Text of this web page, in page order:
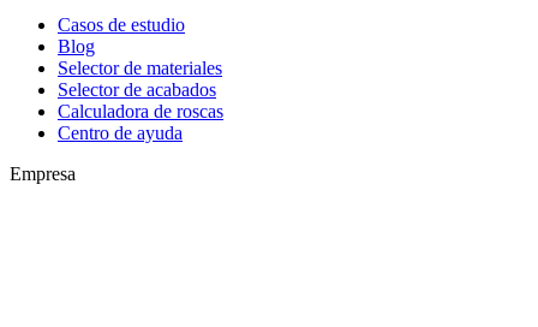
Casos de estudio
Blog
Selector de materiales
Selector de acabados
Calculadora de roscas
Centro de ayuda
Empresa